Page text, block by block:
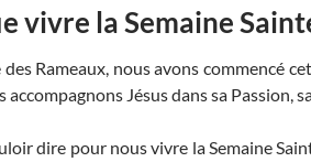
vivre la Semaine
des Rameaux, nous avons commencé
accompagnons Jésus dans sa Passion,
dire pour nous vivre la Semaine